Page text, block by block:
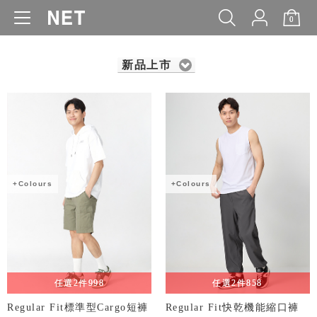
0
WOMEN MEN KIDS BABY
新品上市
+Colours
任選2件998
Regular Fit標準型Cargo短褲
+Colours
任選2件858
Regular Fit快乾機能縮口褲